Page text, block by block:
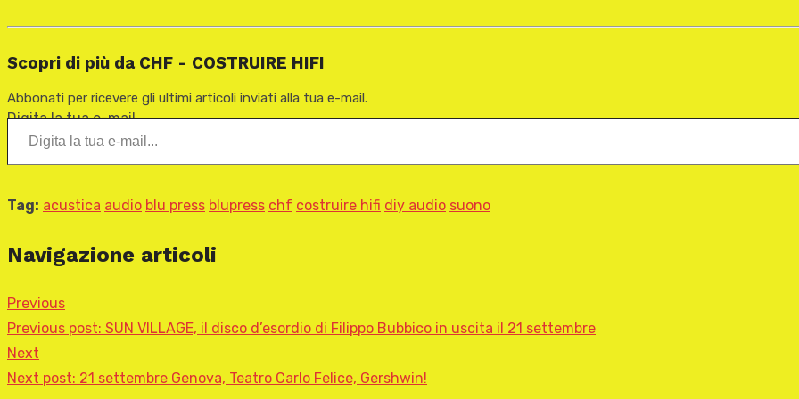
Scopri di più da CHF - COSTRUIRE HIFI
Abbonati per ricevere gli ultimi articoli inviati alla tua e-mail.
Digita la tua e-mail...
Tag: acustica audio blu press blupress chf costruire hifi diy audio suono
Navigazione articoli
Previous
Previous post: SUN VILLAGE, il disco d’esordio di Filippo Bubbico in uscita il 21 settembre
Next
Next post: 21 settembre Genova, Teatro Carlo Felice, Gershwin!